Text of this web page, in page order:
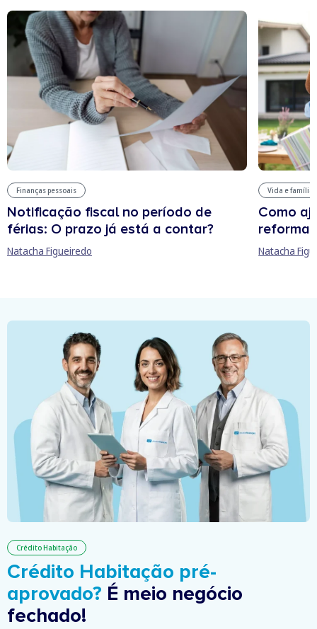
Finanças pessoais
Notificação fiscal no período de
férias: O prazo já está a contar?
Natacha Figueiredo
Vida e família
Como
reforma
Natacha
Crédito Habitação
Crédito Habitação pré-
aprovado? É meio negócio
fechado!